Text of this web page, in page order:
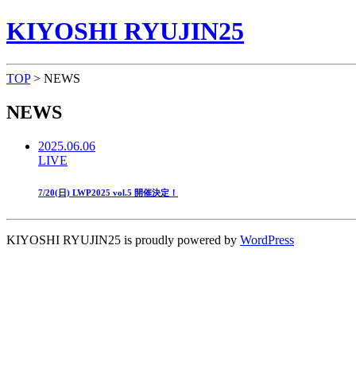
KIYOSHI RYUJIN25
TOP> NEWS
NEWS
2025.06.06
LIVE
7/20(日) LWP2025 vol.5 開催決定！
KIYOSHI RYUJIN25 is proudly powered by WordPress